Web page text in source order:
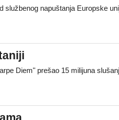
napuštanja Europske
Diem" prešao 15 milijuna